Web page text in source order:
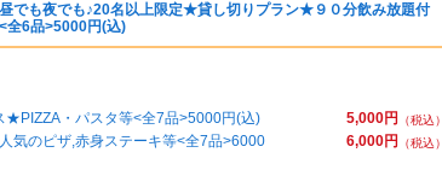
昼でも夜でも♪20名以上限定★貸し切りプラン★９０分飲み放題付
<全6品>5000円(込)
5,000円
（税込）
★PIZZA・パスタ等<全7品>5000円(込)
6,000円
（税込）
気のピザ,赤身ステーキ等<全7品>6000